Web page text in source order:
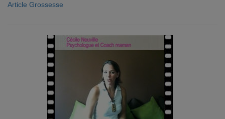
Article Grossesse